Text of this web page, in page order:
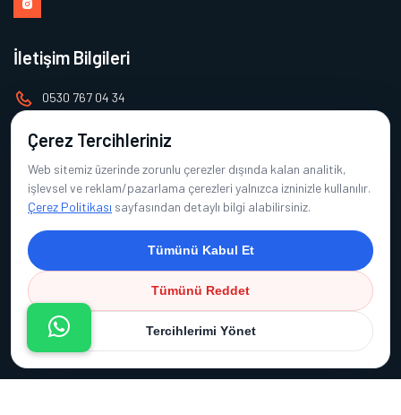
İletişim Bilgileri
0530 767 04 34
pinarkurtbayur@gmail.com
Alt Menü
Hakkımızda
Ürünlerimiz
Referanslarımız
İletişim
Çerez Tercihleriniz
Web sitemiz üzerinde zorunlu çerezler dışında kalan analitik,
işlevsel ve reklam/pazarlama çerezleri yalnızca izninizle kullanılır.
Çerez Politikası sayfasından detaylı bilgi alabilirsiniz.
Tümünü Kabul Et
Tümünü Reddet
Tercihlerimi Yönet